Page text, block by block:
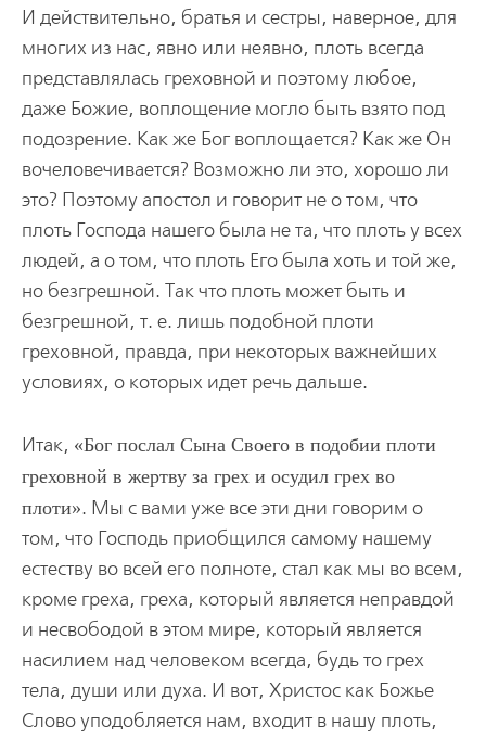
И действительно, братья и сестры, наверное, для
многих из нас, явно или неявно, плоть всегда
представлялась греховной и поэтому любое,
даже Божие, воплощение могло быть взято под
подозрение. Как же Бог воплощается? Как же Он
вочеловечивается? Возможно ли это, хорошо ли
это? Поэтому апостол и говорит не о том, что
плоть Господа нашего была не та, что плоть у всех
людей, а о том, что плоть Его была хоть и той же,
но безгрешной. Так что плоть может быть и
безгрешной, т. е. лишь подобной плоти
греховной, правда, при некоторых важнейших
условиях, о которых идет речь дальше.
Итак,
Бог послал Сына Своего в подобии плоти
греховной в жертву за грех и осудил грех во
плоти . Мы с вами уже все эти дни говорим о
том, что Господь приобщился самому нашему
естеству во всей его полноте, стал как мы во всем,
кроме греха, греха, который является неправдой
и несвободой в этом мире, который является
насилием над человеком всегда, будь то грех
тела, души или духа. И вот, Христос как Божье
Слово уподобляется нам, входит в нашу плоть,